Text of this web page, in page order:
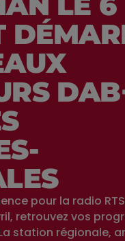
pour la radio
retrouvez vos
station régionale,